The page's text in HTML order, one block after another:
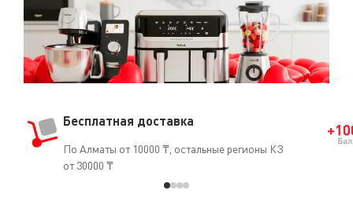
Бесплатная доставка
По Алматы от 10000 ₸, остальные регионы КЗ
от 30000 ₸